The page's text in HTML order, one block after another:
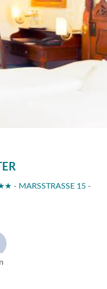
- MARSSTRASSE 15 -